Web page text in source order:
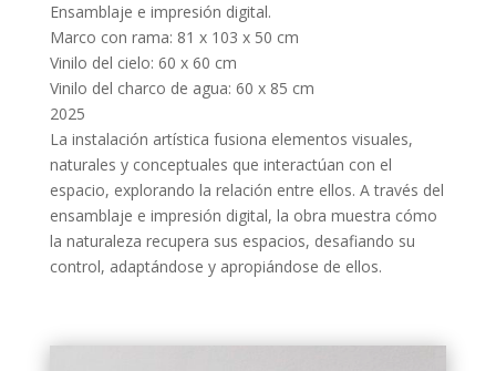
Ensamblaje e impresión digital.
Marco con rama: 81 x 103 x 50 cm
Vinilo del cielo: 60 x 60 cm
Vinilo del charco de agua: 60 x 85 cm
2025
La instalación artística fusiona elementos visuales,
naturales y conceptuales que interactúan con el
espacio, explorando la relación entre ellos. A través del
ensamblaje e impresión digital, la obra muestra cómo
la naturaleza recupera sus espacios, desafiando su
control, adaptándose y apropiándose de ellos.